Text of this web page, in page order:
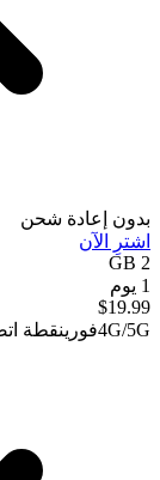
بدون إعادة شحن
اشترِ الآن
2 GB
1 يوم
$19.99
4G/5Gفورينقطة